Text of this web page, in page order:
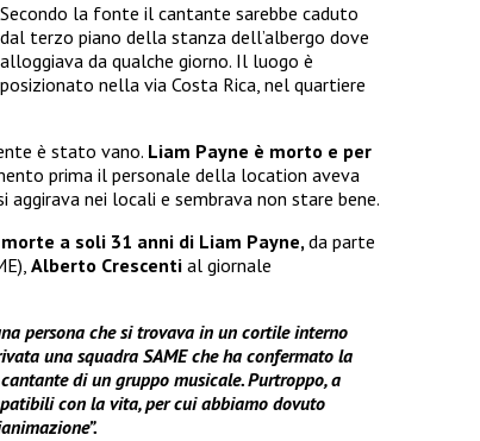
Secondo la fonte il cantante sarebbe caduto
dal terzo piano della stanza dell’albergo dove
alloggiava da qualche giorno. Il luogo è
posizionato nella via Costa Rica, nel quartiere
è stato vano. Liam Payne è morto e per
prima il personale della location aveva
nei locali e sembrava non stare bene.
morte a soli 31 anni di Liam Payne,da parte
Alberto Crescenti al giornale
persona che si trovava in un cortile interno
una squadra SAME che ha confermato la
di un gruppo musicale. Purtroppo, a
con la vita, per cui abbiamo dovuto